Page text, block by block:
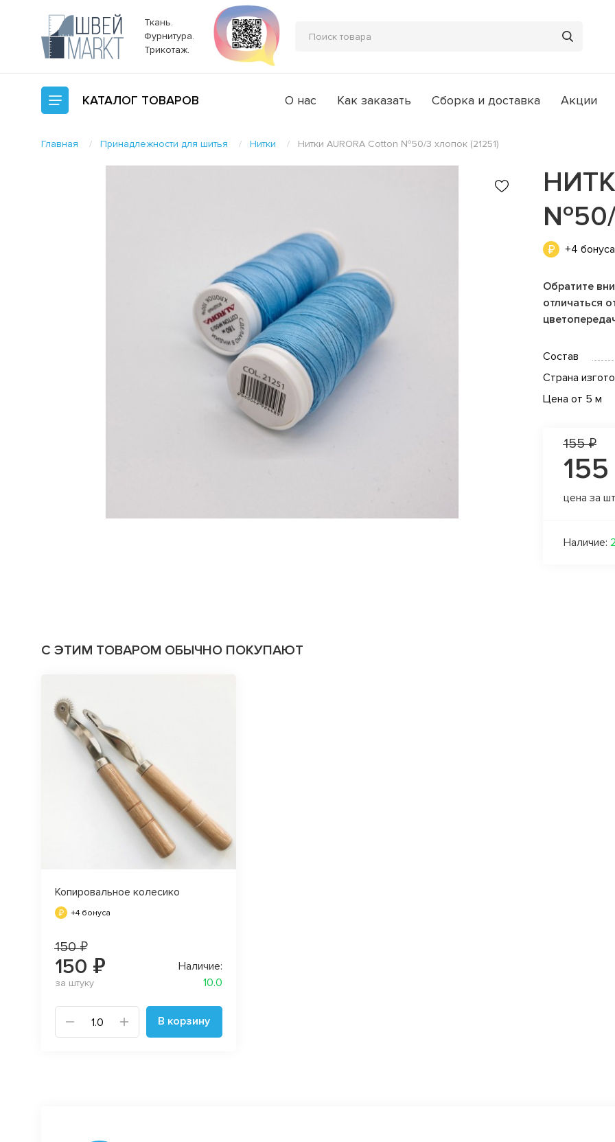
Ткань.
Фурнитура.
Трикотаж.
КАТАЛОГ ТОВАРОВ О нас Как заказать Сборка и доставка Акции
Главная Принадлежности для шитья Нитки Нитки AURORA Cotton №50/3 хлопок (21251)
№50/
+4 бонуса
Обратите
отличаться
Состав
Страна
Цена от 5 м
155 ₽
цена за
Наличие:
С ЭТИМ ТОВАРОМ ОБЫЧНО ПОКУПАЮТ
Копировальное колесико
+4 бонуса
150 ₽
150 ₽
за штуку
Наличие:
10.0
В корзину